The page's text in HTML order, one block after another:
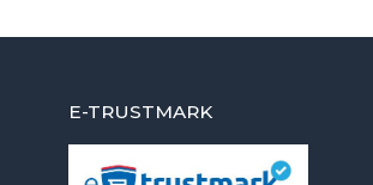
E-TRUSTMARK